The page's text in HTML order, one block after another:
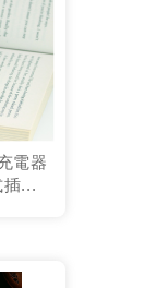
電器
插...